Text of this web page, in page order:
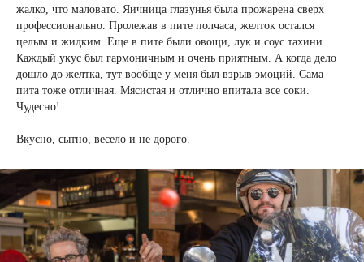
жалко, что маловато. Яичница глазунья была прожарена сверх
профессионально. Пролежав в пите полчаса, желток остался
целым и жидким. Еще в пите были овощи, лук и соус тахини.
Каждый укус был гармоничным и очень приятным. А когда дело
дошло до желтка, тут вообще у меня был взрыв эмоций. Сама
пита тоже отличная. Мясистая и отлично впитала все соки.
Чудесно!
Вкусно, сытно, весело и не дорого.